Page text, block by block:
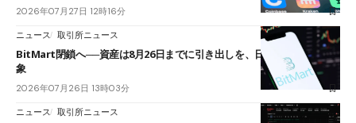
2026年07月27日 12時16分
ニュース 取引所ニュース
BitMart閉鎖へ──資産は8月26日までに引き出しを、日本人利用者も対
象
2026年07月26日 13時03分
ニュース 取引所ニュース